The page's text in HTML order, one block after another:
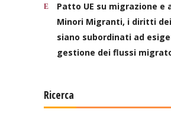
Patto UE su migrazione e
Minori Migranti, i diritti
siano subordinati ad
gestione dei flussi
Ricerca